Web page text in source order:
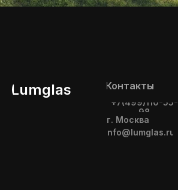
info@lumglas.ru
+7(499)110-55-
98
г. Москва
Lumglas Контакты